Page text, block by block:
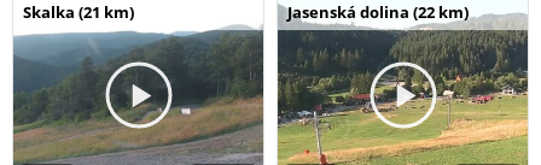
Skalka (21 km) Jasenská dolina (22 km)